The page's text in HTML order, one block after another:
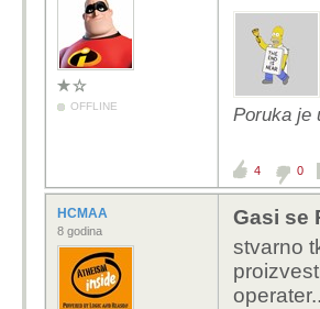
OFFLINE Poruka je
4 0
HCMAA
8 godina
Gasi se
stvarno